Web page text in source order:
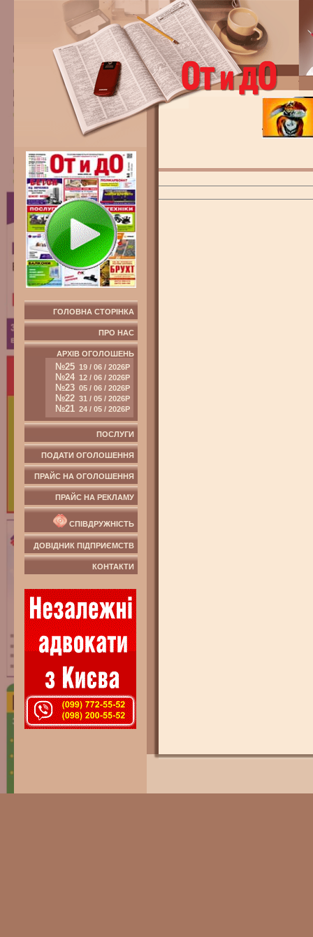
ГОЛОВНА СТОРІНКА
ПРО НАС
АРХІВ ОГОЛОШЕНЬ
№25 19 / 06 / 2026Р
№24 12 / 06 / 2026Р
№23 05 / 06 / 2026Р
№22 31 / 05 / 2026Р
№21 24 / 05 / 2026Р
ПОСЛУГИ
ПОДАТИ ОГОЛОШЕННЯ
ПРАЙС НА ОГОЛОШЕННЯ
ПРАЙС НА РЕКЛАМУ
СПІВДРУЖНІСТЬ
ДОВІДНИК ПІДПРИЄМСТВ
КОНТАКТИ